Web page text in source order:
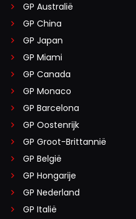
GP Australië
GP China
GP Japan
GP Miami
GP Canada
GP Monaco
GP Barcelona
GP Oostenrijk
GP Groot-Brittannië
GP België
GP Hongarije
GP Nederland
GP Italië